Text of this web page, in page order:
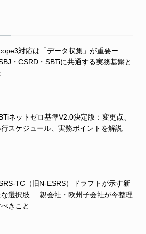
対応は「データ収集」が重要ー
・CSRD・SBTiに共通する実務基盤と
ネットゼロ基準V2.0決定版：変更点、
スケジュール、実務ポイントを解説
TC（旧N-ESRS）ドラフトが示す新
な選択肢──親会社・欧州子会社が今整理
きこと